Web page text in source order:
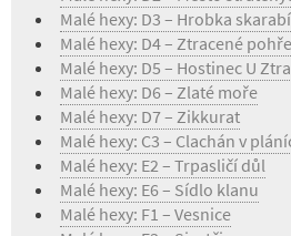
Malé hexy: D3 – Hrobka
Malé hexy: D4 – Ztracené
Malé hexy: D5 – Hostinec U
Malé hexy: D6 – Zlaté moře
Malé hexy: D7 – Zikkurat
Malé hexy: C3 – Clachán v
Malé hexy: E2 – Trpasličí důl
Malé hexy: E6 – Sídlo klanu
Malé hexy: F1 – Vesnice